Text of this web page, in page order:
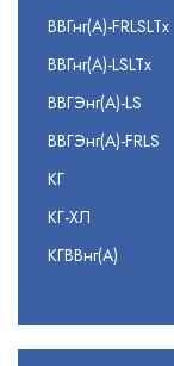
ВВГнг(А)-FRLSLTx
ВВГнг(А)-LSLTx
ВВГЭнг(А)-LS
ВВГЭнг(А)-FRLS
КГ
КГ-ХЛ
КГВВнг(А)